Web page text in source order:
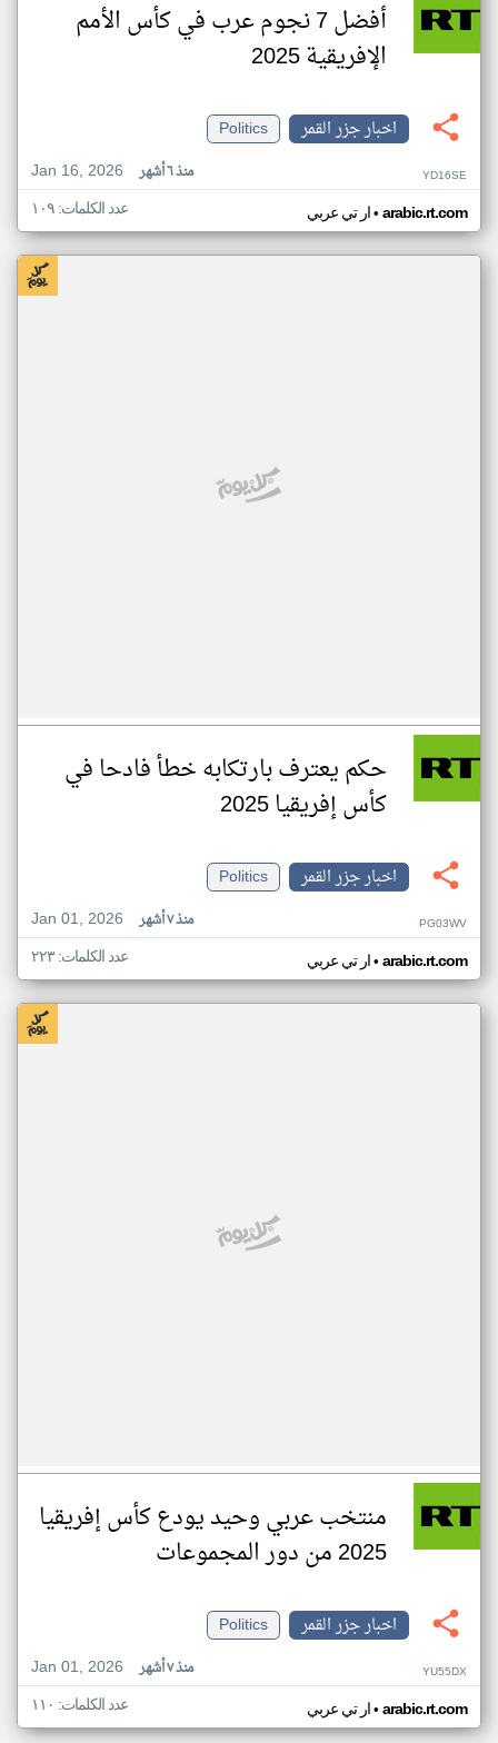
أفضل 7 نجوم عرب في كأس الأمم
الإفريقية 2025
اخبار جزر القمر
Politics
Jan 16, 2026
منذ ٦ أشهر YD16SE
ار تي عربي• arabic.rt.com عدد الكلمات: ١٠٩
حكم يعترف بارتكابه خطأ فادحا في
كأس إفريقيا 2025
اخبار جزر القمر
Politics
Jan 01, 2026
منذ ٧ أشهر PG03WV
ار تي عربي• arabic.rt.com عدد الكلمات: ٢٢٣
منتخب عربي وحيد يودع كأس إفريقيا
2025 من دور المجموعات
اخبار جزر القمر
Politics
Jan 01, 2026
منذ ٧ أشهر YU55DX
ار تي عربي• arabic.rt.com عدد الكلمات: ١١٠